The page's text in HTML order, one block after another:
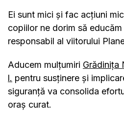
Ei sunt mici și fac acțiuni
copiilor ne dorim să
responsabil al viitorului
Aducem mulțumiri Grădinița
l. pentru susținere și
siguranță va consolida
oraș curat.